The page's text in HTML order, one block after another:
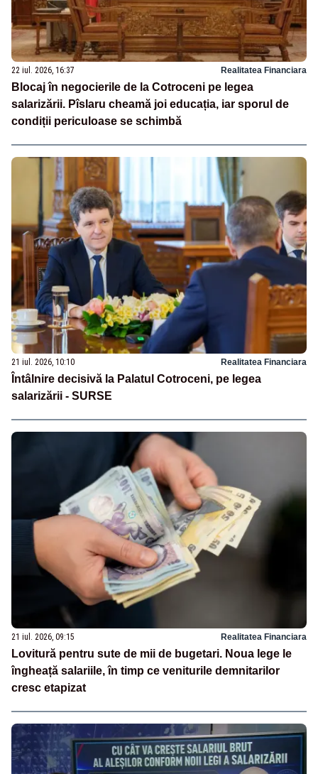
22 iul. 2026, 16:37 Realitatea Financiara
Blocaj în negocierile de la Cotroceni pe legea
salarizării. Pîslaru cheamă joi educația, iar sporul de
condiții periculoase se schimbă
21 iul. 2026, 10:10 Realitatea Financiara
Întâlnire decisivă la Palatul Cotroceni, pe legea
salarizării - SURSE
21 iul. 2026, 09:15 Realitatea Financiara
Lovitură pentru sute de mii de bugetari. Noua lege le
îngheață salariile, în timp ce veniturile demnitarilor
cresc etapizat